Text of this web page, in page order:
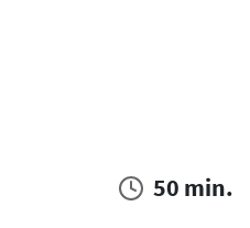
50 min.